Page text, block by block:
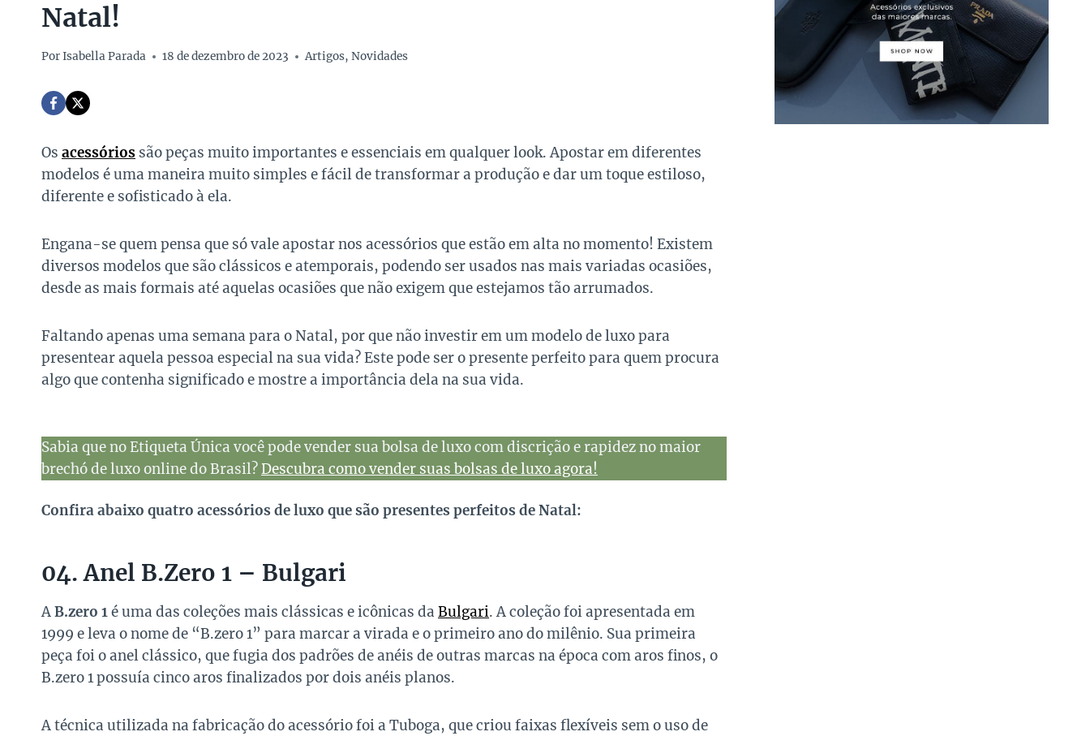
Natal!
PorIsabella Parada 18 de dezembro de 2023 Artigos,Novidades
Os acessórios são peças muito importantes e essenciais em qualquer look. Apostar em diferentes
modelos é uma maneira muito simples e fácil de transformar a produção e dar um toque estiloso,
diferente e sofisticado à ela.
Engana-se quem pensa que só vale apostar nos acessórios que estão em alta no momento! Existem
diversos modelos que são clássicos e atemporais, podendo ser usados nas mais variadas ocasiões,
desde as mais formais até aquelas ocasiões que não exigem que estejamos tão arrumados.
Faltando apenas uma semana para o Natal, por que não investir em um modelo de luxo para
presentear aquela pessoa especial na sua vida? Este pode ser o presente perfeito para quem procura
algo que contenha significado e mostre a importância dela na sua vida.
Sabia que no Etiqueta Única você pode vender sua bolsa de luxo com discrição e rapidez no maior
brechó de luxo online do Brasil?Descubra como vender suas bolsas de luxo agora!
Confira abaixo quatro acessórios de luxo que são presentes perfeitos de Natal:
04. Anel B.Zero 1 – Bulgari
AB.zero 1é uma das coleções mais clássicas e icônicas da Bulgari. A coleção foi apresentada em
1999 e leva o nome de “B.zero 1” para marcar a virada e o primeiro ano do milênio. Sua primeira
peça foi o anel clássico, que fugia dos padrões de anéis de outras marcas na época com aros finos, o
B.zero 1 possuía cinco aros finalizados por dois anéis planos.
A técnica utilizada na fabricação do acessório foi a Tuboga, que criou faixas flexíveis sem o uso de